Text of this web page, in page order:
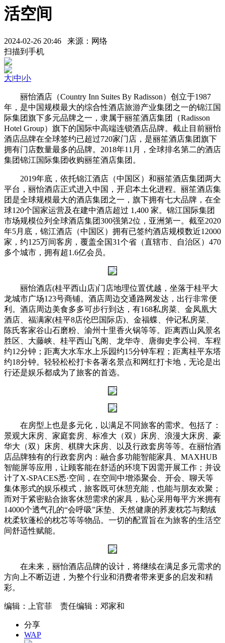
活空间
2024-02-26 20:46 来源：网络
扫描到手机
大|中|小
丽怡酒店（Country Inn Suites By Radisson）创立于1987
年，是中国规模最大的综合性酒店旅游产业集团之一的锦江国
际集团旗下多元品牌之一，隶属于丽笙酒店集团（Radisson
Hotel Group）旗下的国际中高端连锁酒店品牌。截止目前丽怡
酒店品牌在全球签约已超过720家门店，是丽笙酒店集团旗下
拥有门店数量最多的品牌。2018年11月，全球排名第二的酒店
集团锦江国际集团收购丽笙酒店集团。
2019年底，依托锦江酒店（中国区）和丽笙酒店集团两大
平台，丽怡酒店正式进入中国，开启本土化进程。丽笙酒店集
团是全球规模最大的酒店集团之一，旗下拥有七大品牌，在全
球120个国家运营及在建中酒店超过 1,400 家。锦江国际集团
市场规模位列全球酒店集团300强第2位，亚洲第一。截至2020
年5月底，锦江酒店（中国区）拥有已签约酒店规模数近12000
家，约125万间客房，覆盖全国31个省（直辖市、自治区）470
多个城市，拥有超1.6亿会员。
丽怡酒店(桂平西山店)门店地理位置优越，坐落于桂平大
龙城市广场123号商铺。酒店周边交通路网发达，出行非常便
利。酒店周边美食多多可步行到达，有168私房菜、金凤凰大
酒店、福满家(桂平8店伦巴国际店)、金福蝶、仲记私房菜、
陈氏客家谷山石磨粉、渝州十里香火锅等等。距离西山风景名
胜区、大藤峡、桂平西山飞阁、龙华寺、唐御史李公祠、车程
约12分钟；距离大水车水上乐园约15分钟车程；距离桂平东塔
约18分钟。轻轻松松打卡各著名景点和网红打卡地，无论是出
行还是娱乐都成为了旅客的首选。
在房型上也是多元化，以满足不同旅客的需求。包括了：
景观大床房、家庭套房、标准大（双）床房、浪漫大床房、豪
华大（双）床房、棋牌大床房、以及行政套房等等。在丽怡酒
店品牌独有的行政套房内：融合多功能智能家具、MAXHUB
智能屏等应用，让顾客能在舒适的环境下因需开展工作；并设
计了X-SPACES悉·空间，在空间中增添聚会、开会、聊天等
集体形式的娱乐模式，旅客既可休憩充能，也能与朋友欢聚；
而对于紧密贴合旅客休憩需求的家具，贴心采用每平方米拥有
14000个透气孔的“会呼吸”床垫、天然健康的荞麦枕芯与鹅绒
枕柔软蓬松的枕芯等等物品。一切的配置旨在为旅客的生活空
间舒适性赋能。
在未来，丽怡酒店品牌的设计，将继续在满足多元需求的
方向上不断迈进，为整个行业和消费者带来更多的启发和精
彩。
编辑：上官菲 责任编辑：邓家和
分享
WAP